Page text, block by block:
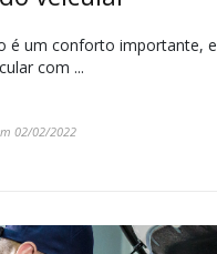
é um conforto importante,
com ...
02/02/2022